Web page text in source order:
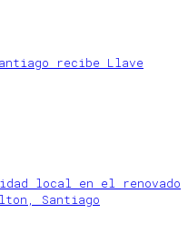
recibe Llave
local en el renovado
Santiago